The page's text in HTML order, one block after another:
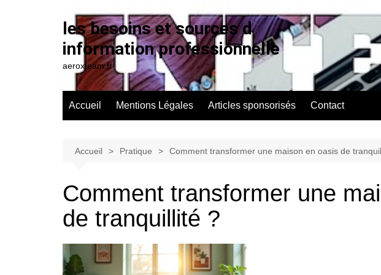
les besoins et sources d
information professionnelle
aeroxteam.fr
Accueil Mentions Légales Articles sponsorisés Contact
Accueil Pratique Comment transformer une maison en oasis de
Comment transformer une
de tranquillité ?